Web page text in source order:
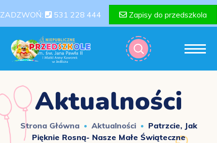
ZADZWOŃ: 531 228 444 Zapisy do przedszkola
Aktualności
Strona Główna Aktualności
Patrzcie, Jak
Pięknie Rosną- Nasze Małe Świąteczne